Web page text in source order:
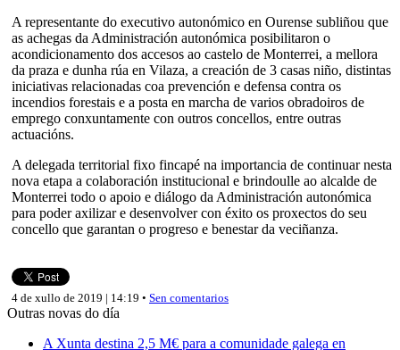
A representante do executivo autonómico en Ourense subliñou que
as achegas da Administración autonómica posibilitaron o
acondicionamento dos accesos ao castelo de Monterrei, a mellora
da praza e dunha rúa en Vilaza, a creación de 3 casas niño, distintas
iniciativas relacionadas coa prevención e defensa contra os
incendios forestais e a posta en marcha de varios obradoiros de
emprego conxuntamente con outros concellos, entre outras
actuacións.
A delegada territorial fixo fincapé na importancia de continuar nesta
nova etapa a colaboración institucional e brindoulle ao alcalde de
Monterrei todo o apoio e diálogo da Administración autonómica
para poder axilizar e desenvolver con éxito os proxectos do seu
concello que garantan o progreso e benestar da veciñanza.
4 de xullo de 2019 | 14:19 • Sen comentarios
Outras novas do día
A Xunta destina 2,5 M€ para a comunidade galega en